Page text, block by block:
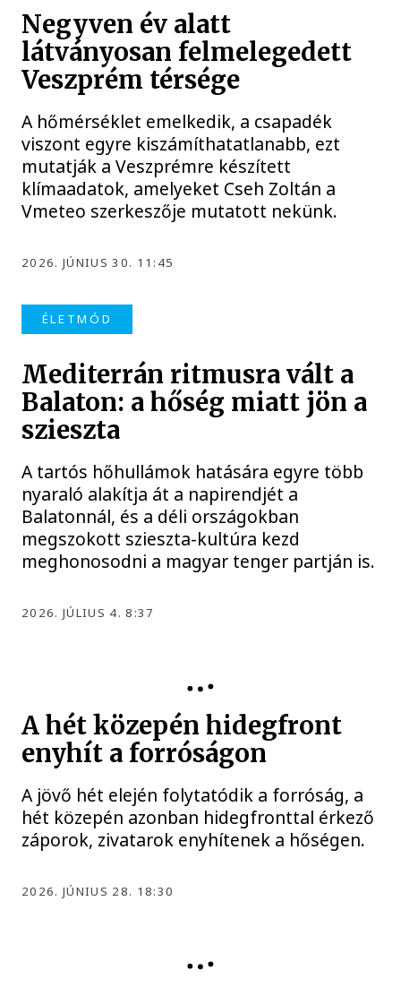
Negyven év alatt
látványosan felmelegedett
Veszprém térsége
A hőmérséklet emelkedik, a csapadék
viszont egyre kiszámíthatatlanabb, ezt
mutatják a Veszprémre készített
klímaadatok, amelyeket Cseh Zoltán a
Vmeteo szerkeszője mutatott nekünk.
2026. JÚNIUS 30. 11:45
ÉLETMÓD
Mediterrán ritmusra vált a
Balaton: a hőség miatt jön a
szieszta
A tartós hőhullámok hatására egyre több
nyaraló alakítja át a napirendjét a
Balatonnál, és a déli országokban
megszokott szieszta-kultúra kezd
meghonosodni a magyar tenger partján is.
2026. JÚLIUS 4. 8:37
A hét közepén hidegfront
enyhít a forróságon
A jövő hét elején folytatódik a forróság, a
hét közepén azonban hidegfronttal érkező
záporok, zivatarok enyhítenek a hőségen.
2026. JÚNIUS 28. 18:30